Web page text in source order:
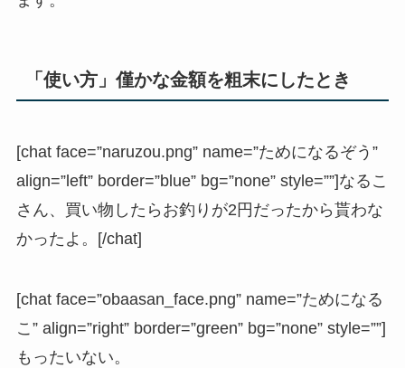
「使い方」僅かな金額を粗末にしたとき
[chat face=”naruzou.png” name=”ためになるぞう”
align=”left” border=”blue” bg=”none” style=””]なるこ
さん、買い物したらお釣りが2円だったから貰わな
かったよ。[/chat]
[chat face=”obaasan_face.png” name=”ためになる
こ” align=”right” border=”green” bg=”none” style=””]
もったいない。